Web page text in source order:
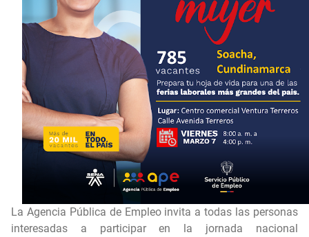
La Agencia Pública de Empleo invita a todas las personas
interesadas a participar en la jornada nacional